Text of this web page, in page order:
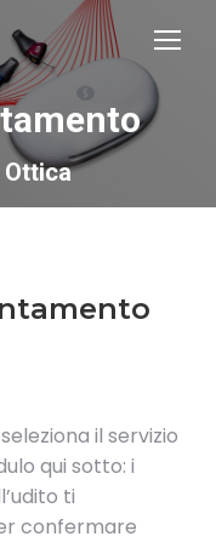
il servizio
qui sotto: i
ti
confermare